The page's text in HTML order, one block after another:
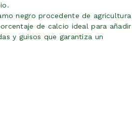
negro procedente de agricultura
de calcio ideal para añadir
y guisos que garantiza un